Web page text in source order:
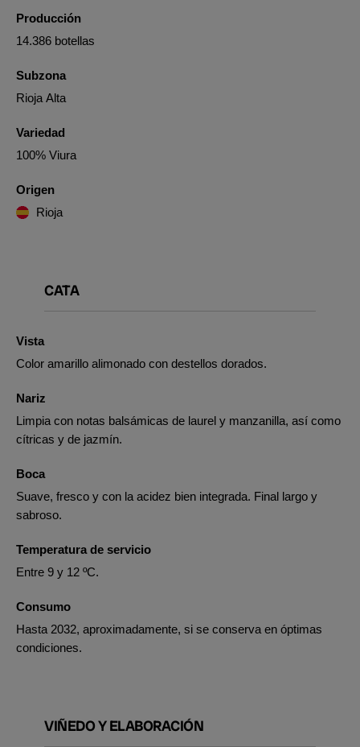
Producción
14.386 botellas
Subzona
Rioja Alta
Variedad
100% Viura
Origen
Rioja
CATA
Vista
Color amarillo alimonado con destellos dorados.
Nariz
Limpia con notas balsámicas de laurel y manzanilla, así como
cítricas y de jazmín.
Boca
Suave, fresco y con la acidez bien integrada. Final largo y
sabroso.
Temperatura de servicio
Entre 9 y 12 ºC.
Consumo
Hasta 2032, aproximadamente, si se conserva en óptimas
condiciones.
VIÑEDO Y ELABORACIÓN